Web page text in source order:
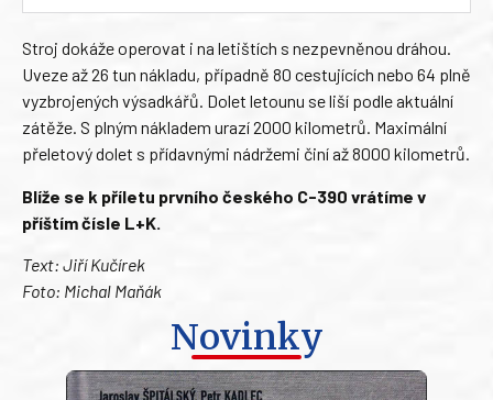
Stroj dokáže operovat i na letištích s nezpevněnou dráhou.
Uveze až 26 tun nákladu, případně 80 cestujících nebo 64 plně
vyzbrojených výsadkářů. Dolet letounu se liší podle aktuální
zátěže. S plným nákladem urazí 2000 kilometrů. Maximální
přeletový dolet s přídavnými nádržemi činí až 8000 kilometrů.
Blíže se k příletu prvního českého C-390 vrátíme v
příštím čísle L+K.
Text: Jiří Kučírek
Foto: Michal Maňák
Novinky